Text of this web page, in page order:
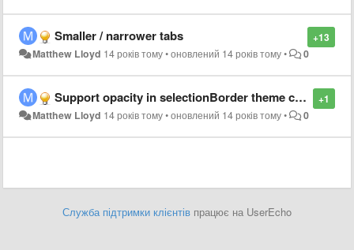
+13
Smaller / narrower tabs
Matthew Lloyd 14 років тому•оновлений 14 років тому• 0
+1
Support opacity in selectionBorder theme color
Matthew Lloyd 14 років тому•оновлений 14 років тому• 0
Служба підтримки клієнтів працює на UserEcho